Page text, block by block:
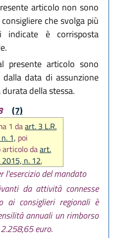
articolo non sono
che svolga più
è corrisposta
presente articolo sono
data di assunzione
della stessa.
(7)
1 daart. 3 L.R.
1, poi
daart.
2015, n. 12,
10 bis. da
2015, n. 17)
l'esercizio del mandato
da attività connesse
ai consiglieri regionali è
annuali un rimborso
euro.